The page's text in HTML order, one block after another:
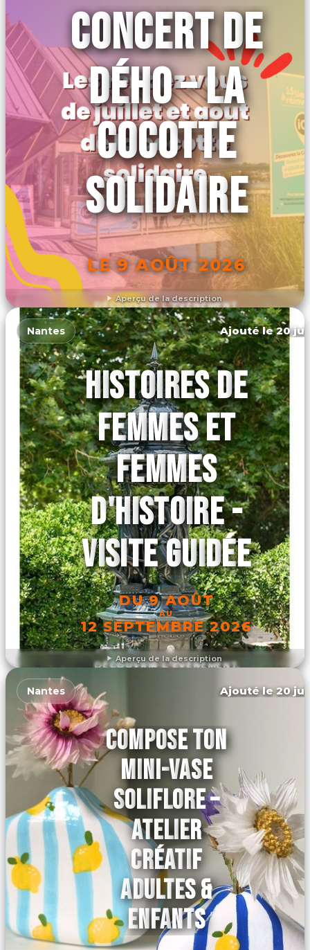
Aperçu de la description
CONCERT DE
DÉHO – LA
COCOTTE
SOLIDAIRE
LE 9 AOÛT 2026
DÉCOUVRIR L'ÉVÉNEMENT
Aperçu de la description
Nantes Ajouté le 20
HISTOIRES DE
FEMMES ET
FEMMES
D'HISTOIRE -
VISITE GUIDÉE
DU 9 AOÛT
AU
12 SEPTEMBRE 2026
DÉCOUVRIR L'ÉVÉNEMENT
Nantes Ajouté le 20
COMPOSE TON
MINI-VASE
SOLIFLORE –
ATELIER
CRÉATIF
ADULTES &
ENFANTS